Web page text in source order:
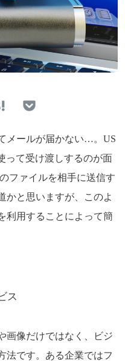
メールが届かない…。US
って受け渡しするのが面
ファイルを相手に送信す
かと思いますが、このよ
利用することによって簡
ス
画像だけではなく、ビジ
法です。ある企業ではフ